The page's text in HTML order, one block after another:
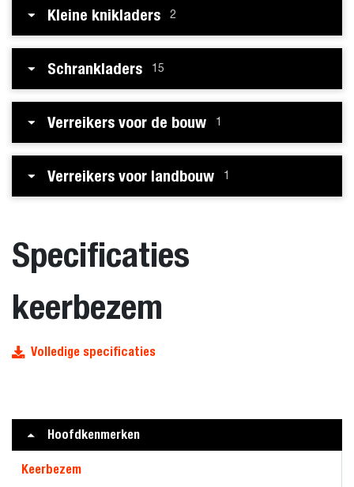
Kleine knikladers 2
Schrankladers 15
Verreikers voor de bouw 1
Verreikers voor landbouw 1
Specificaties
keerbezem
Volledige specificaties
Hoofdkenmerken
Keerbezem